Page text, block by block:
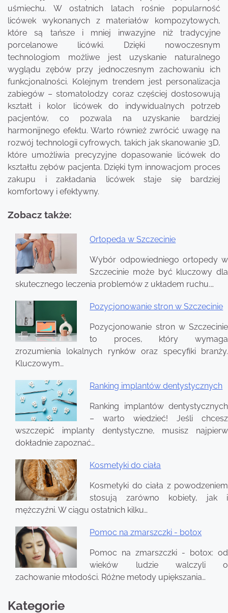
uśmiechu. W ostatnich latach rośnie popularność
licówek wykonanych z materiałów kompozytowych,
które są tańsze i mniej inwazyjne niż tradycyjne
porcelanowe licówki. Dzięki nowoczesnym
technologiom możliwe jest uzyskanie naturalnego
wyglądu zębów przy jednoczesnym zachowaniu ich
funkcjonalności. Kolejnym trendem jest personalizacja
zabiegów – stomatolodzy coraz częściej dostosowują
kształt i kolor licówek do indywidualnych potrzeb
pacjentów, co pozwala na uzyskanie bardziej
harmonijnego efektu. Warto również zwrócić uwagę na
rozwój technologii cyfrowych, takich jak skanowanie 3D,
które umożliwia precyzyjne dopasowanie licówek do
kształtu zębów pacjenta. Dzięki tym innowacjom proces
zakupu i zakładania licówek staje się bardziej
komfortowy i efektywny.
Zobacz także:
Ortopeda w Szczecinie
Wybór odpowiedniego ortopedy w
Szczecinie może być kluczowy dla
skutecznego leczenia problemów z układem ruchu.…
Pozycjonowanie stron w Szczecinie
Pozycjonowanie stron w Szczecinie
to proces, który wymaga
zrozumienia lokalnych rynków oraz specyfiki branży.
Kluczowym…
Ranking implantów dentystycznych
Ranking implantów dentystycznych
– warto wiedzieć! Jeśli chcesz
wszczepić implanty dentystyczne, musisz najpierw
dokładnie zapoznać…
Kosmetyki do ciała
Kosmetyki do ciała z powodzeniem
stosują zarówno kobiety, jak i
mężczyźni. W ciągu ostatnich kilku…
Pomoc na zmarszczki - botox
Pomoc na zmarszczki - botox: od
wieków ludzie walczyli o
zachowanie młodości. Różne metody upiększania…
Nawigacja
wpisu
Kategorie